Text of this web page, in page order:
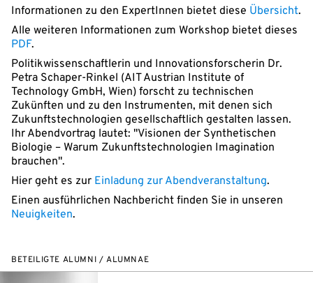
Informationen zu den ExpertInnen bietet diese Übersicht.
Alle weiteren Informationen zum Workshop bietet dieses
PDF.
Politikwissenschaftlerin und Innovationsforscherin Dr.
Petra Schaper-Rinkel (AIT Austrian Institute of
Technology GmbH, Wien) forscht zu technischen
Zukünften und zu den Instrumenten, mit denen sich
Zukunftstechnologien gesellschaftlich gestalten lassen.
Ihr Abendvortrag lautet: "Visionen der Synthetischen
Biologie – Warum Zukunftstechnologien Imagination
brauchen".
Hier geht es zur Einladung zur Abendveranstaltung.
Einen ausführlichen Nachbericht finden Sie in unseren
Neuigkeiten.
BETEILIGTE ALUMNI / ALUMNAE